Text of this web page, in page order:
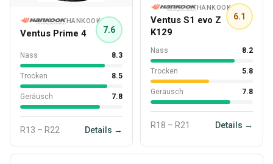
HANKOOK
Ventus Prime 4 7.6
Nass 8.3
Trocken 8.5
Geräusch 7.8
R13 – R22 Details →
HANKOOK
Ventus S1 evo Z
K129
6.1
Nass 8.2
Trocken 5.8
Geräusch 7.8
R18 – R21 Details →